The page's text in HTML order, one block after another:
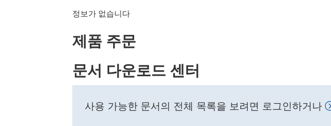
정보가 없습니다
제품 주문
문서 다운로드 센터
사용 가능한 문서의 전체 목록을 보려면 로그인하거나